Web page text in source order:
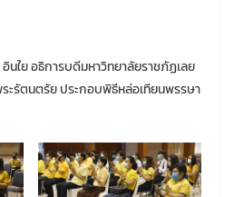
นใย อธิการบดีมหาวิทยาลัยราชภัฏเลย
ะรัตนตรัย ประกอบพิธีหล่อเทียนพรรษา